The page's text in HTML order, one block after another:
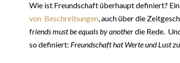
Wie ist Freundschaft überhaupt definiert?
von Beschreibungen, auch über die
friends must be equals by anotherdie Rede.
so definiert: Freundschaft hat Werte und Lust